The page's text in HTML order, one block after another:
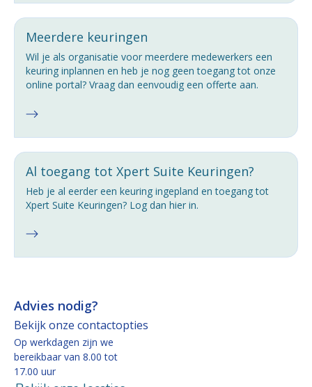
Meerdere keuringen
Wil je als organisatie voor meerdere medewerkers een
keuring inplannen en heb je nog geen toegang tot onze
online portal? Vraag dan eenvoudig een offerte aan.
Al toegang tot Xpert Suite Keuringen?
Heb je al eerder een keuring ingepland en toegang tot
Xpert Suite Keuringen? Log dan hier in.
Advies nodig?
Bekijk onze contactopties
Op werkdagen zijn we
bereikbaar van 8.00 tot
17.00 uur